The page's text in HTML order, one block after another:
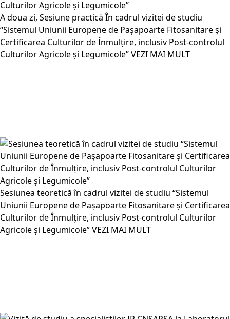
A doua zi, Sesiune practică În cadrul vizitei de studiu
“Sistemul Uniunii Europene de Pașapoarte Fitosanitare și
Certificarea Culturilor de Înmulțire, inclusiv Post-controlul
Culturilor Agricole și Legumicole”VEZI MAI MULT
Sesiunea teoretică în cadrul vizitei de studiu “Sistemul
Uniunii Europene de Pașapoarte Fitosanitare și Certificarea
Culturilor de Înmulțire, inclusiv Post-controlul Culturilor
Agricole și Legumicole”VEZI MAI MULT